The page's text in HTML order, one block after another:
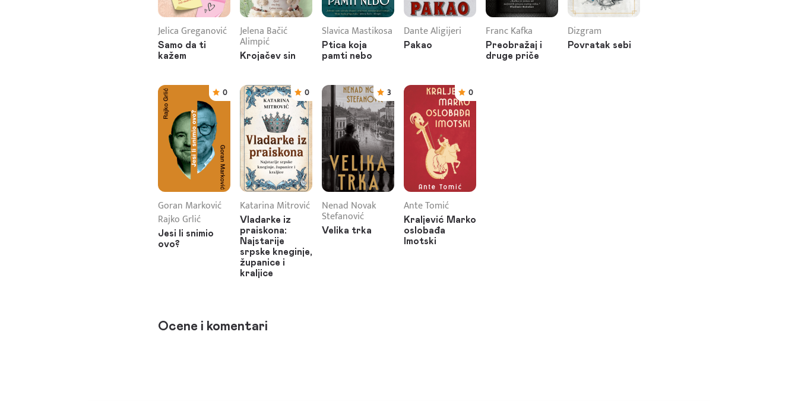
Jelica Greganović
Samo da ti
kažem
Jelena Bačić
Alimpić
Krojačev sin
Slavica Mastikosa
Ptica koja
pamti nebo
Dante Aligijeri
Pakao
Franc Kafka
Preobražaj i
druge priče
Dizgram
Povratak sebi
0
Goran Marković
Rajko Grlić
Jesi li snimio
ovo?
0
Katarina Mitrović
Vladarke iz
praiskona:
Najstarije
srpske kneginje,
županice i
kraljice
3
Nenad Novak
Stefanović
Velika trka
0
Ante Tomić
Kraljević Marko
oslobađa
Imotski
Ocene i komentari